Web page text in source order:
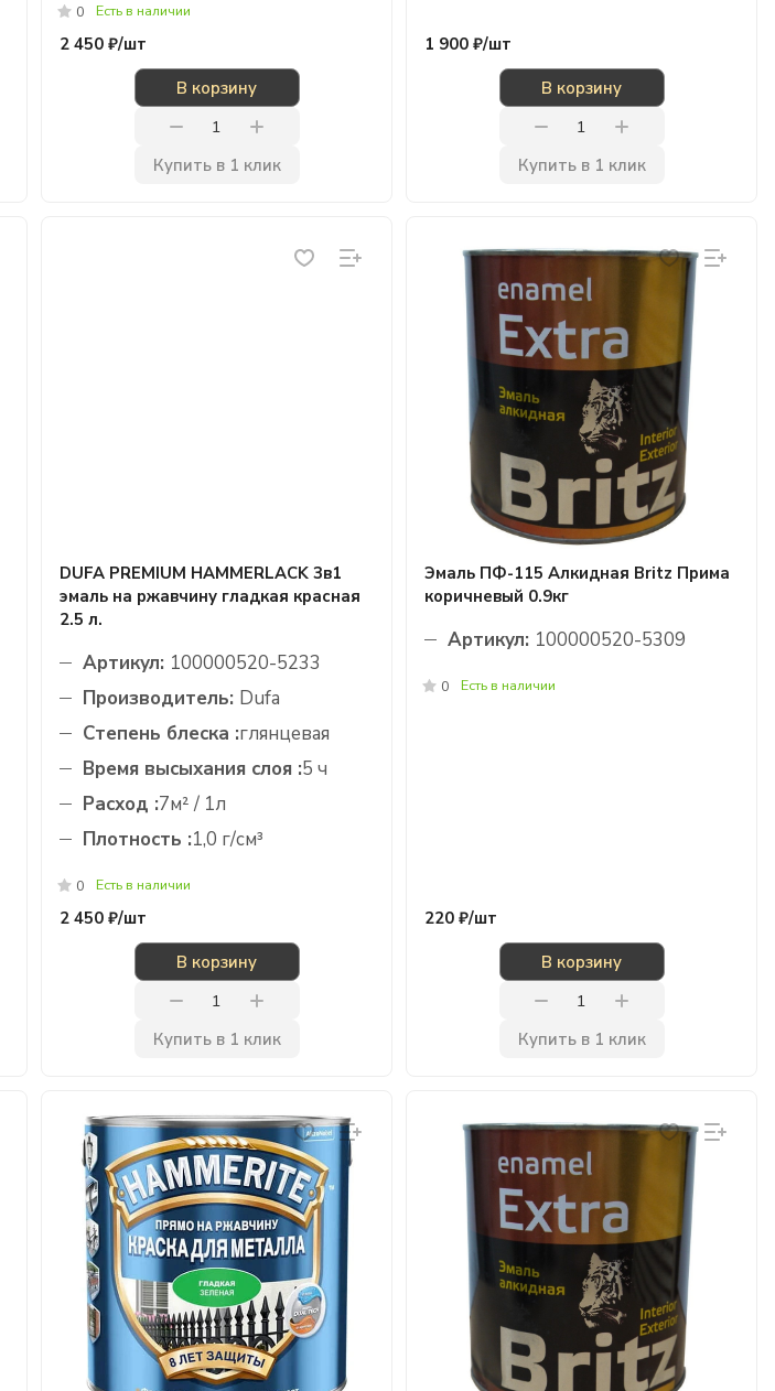
0 Есть в наличии
2 450 ₽/шт
В корзину
Купить в 1 клик
1 900 ₽/шт
В корзину
Купить в 1 клик
DUFA PREMIUM HAMMERLACK 3в1
эмаль на ржавчину гладкая красная
2.5 л.
Артикул: 100000520-5233
Производитель: Dufa
Степень блеска :глянцевая
Время высыхания слоя :5 ч
Расход :7м² / 1л
Плотность :1,0 г/см³
0 Есть в наличии
2 450 ₽/шт
В корзину
Купить в 1 клик
Эмаль ПФ-115 Алкидная Britz Прима
коричневый 0.9кг
Артикул: 100000520-5309
0 Есть в наличии
220 ₽/шт
В корзину
Купить в 1 клик